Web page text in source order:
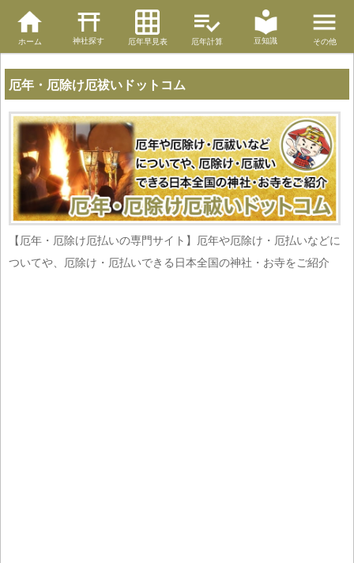
ホーム 神社探す 厄年早見表 厄年計算 豆知識 その他
厄年・厄除け厄祓いドットコム
【厄年・厄除け厄払いの専門サイト】厄年や厄除け・厄払いなどに
ついてや、厄除け・厄払いできる日本全国の神社・お寺をご紹介